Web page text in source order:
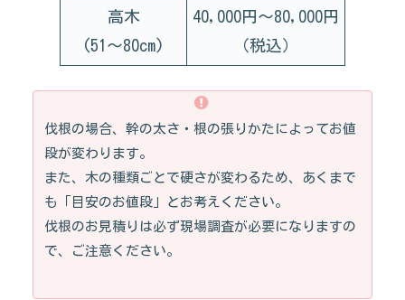
高木
(51～80cm)
40,000円～80,000円
（税込）
伐根の場合、幹の太さ・根の張りかたによってお値
段が変わります。
また、木の種類ごとで硬さが変わるため、あくまで
も「目安のお値段」とお考えください。
伐根のお見積りは必ず現場調査が必要になりますの
で、ご注意ください。